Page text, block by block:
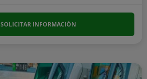
SOLICITAR INFORMACIÓN